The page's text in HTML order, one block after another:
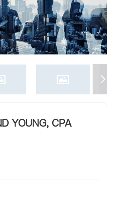
盈利组织
YOUNG, CPA